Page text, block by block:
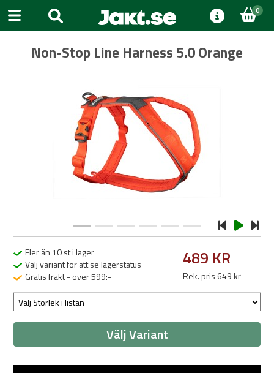
0
Non-Stop Line Harness 5.0 Orange
Fler än 10 st i lager
Välj variant för att se lagerstatus
Gratis frakt - över 599:-
489 KR
Rek. pris 649 kr
Välj Variant